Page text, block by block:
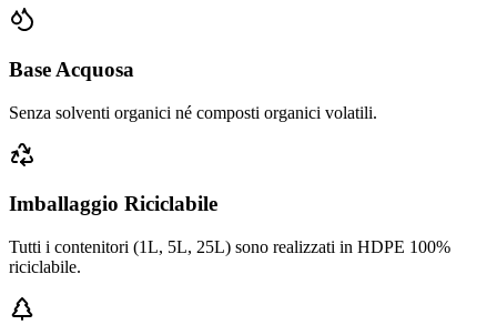
Base Acquosa
Senza solventi organici né composti organici volatili.
Imballaggio Riciclabile
Tutti i contenitori (1L, 5L, 25L) sono realizzati in HDPE 100%
riciclabile.